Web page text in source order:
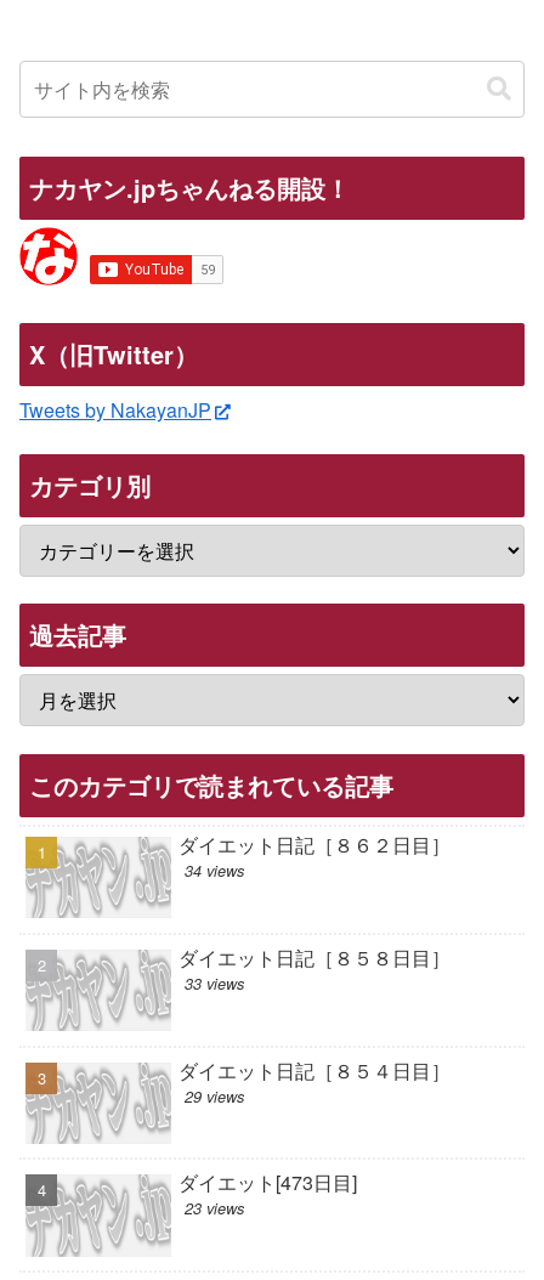
ナカヤン.jpちゃんねる開設！
X（旧Twitter）
Tweets by NakayanJP
カテゴリ別
過去記事
このカテゴリで読まれている記事
ダイエット日記［８６２日目］
34 views
ダイエット日記［８５８日目］
33 views
ダイエット日記［８５４日目］
29 views
ダイエット[473日目]
23 views